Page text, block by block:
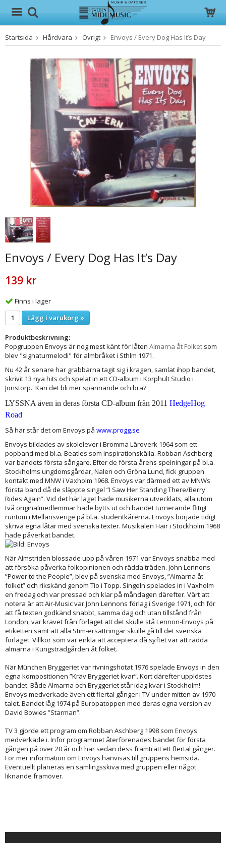
Produkten har blivit tillagd i varukorgen
Startsida Hårdvara Övrigt Envoys / Every Dog Has It’s Day
Envoys / Every Dog Has It’s Day
139 kr
Finns i lager
Lägg i varukorg »
Produktbeskrivning:
Popgruppen Envoys är nog mest känt för låten Almarna åt Folket som
blev "signaturmelodi" för almbråket i Sthlm 1971.
Nu 42 år senare har grabbarna tagit sig i kragen, samlat ihop bandet,
skrivit 13 nya hits och spelat in ett CD-album i Korphult Studio i
Jonstorp. Kan det bli mer spännande och bra?
LYSSNA även in deras första CD-album från 2011 HedgeHog
Road
Så här står det om Envoys på www.progg.se
Envoys bildades av skolelever i Bromma Läroverk 1964 som ett
popband med bl.a. Beatles som inspirationskälla. Robban Aschberg
var bandets första sångare. Efter de första årens spelningar på bl.a.
Stockholms ungdomsgårdar, Nalen och Gröna Lund, fick gruppen
kontakt med MNW i Vaxholm 1968. Envoys var därmed ett av MNWs
första band då de släppte singel ”I Saw Her Standing There/Berry
Rides Again”. Vid det här laget hade musikerna utvecklats, alla utom
två originalmedlemmar hade bytts ut och bandet turnerande flitigt
runtom i Mellansverige på bl.a. studentkårerna. Envoys började tidigt
skriva egna låtar med svenska texter. Musikalen Hair i Stockholm 1968
hade påverkat bandet.
När Almstriden blossade upp på våren 1971 var Envoys snabba med
att försöka påverka folkopinionen och rädda träden. John Lennons
”Power to the People”, blev på svenska med Envoys, ”Almarna åt
folket” och rikskänd genom Tio i Topp. Singeln spelades in i Vaxholm
en fredag och var pressad och klar på måndagen därefter. Värt att
notera är att Air-Music var John Lennons förlag i Sverige 1971, och för
att få texten godkänd snabbt, samma dag och utan tillstånd från
London, var kravet från förlaget att det skulle stå Lennon-Envoys på
etiketten samt att alla Stim-ersättningar skulle gå till det svenska
förlaget. Villkor som var enkla att acceptera då syftet var att rädda
almarna i Kungsträdgården åt folket.
När München Bryggeriet var rivningshotat 1976 spelade Envoys in den
egna kompositionen ”Kräv Bryggeriet kvar”. Kort därefter upplöstes
bandet. Både Almarna och Bryggeriet står idag kvar i Stockholm!
Envoys medverkade även ett flertal gånger i TV under mitten av 1970-
talet. Bandet låg 1974 på Europatoppen med deras egna version av
David Bowies ”Starman”.
TV 3 gjorde ett program om Robban Aschberg 1998 som Envoys
medverkade i. Inför programmet återförenades bandet för första
gången på över 20 år och har sedan dess framträtt ett flertal gånger.
För mer information om Envoys hänvisas till gruppens hemsida.
Eventuellt planeras en samlingsskiva med gruppen eller något
liknande framöver.